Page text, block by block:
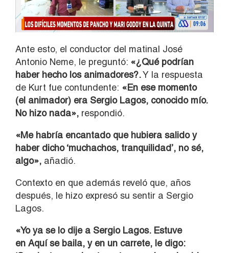
Ante esto, el conductor del matinal José
Antonio Neme, le preguntó: «¿Qué podrían
haber hecho los animadores?.Y la respuesta
de Kurt fue contundente: «En ese momento
(el animador) era Sergio Lagos, conocido mío.
No hizo nada», respondió.
«Me habría encantado que hubiera salido y
haber dicho ‘muchachos, tranquilidad’, no sé,
algo», añadió.
Contexto en que además reveló que, años
después, le hizo expresó su sentir a Sergio
Lagos.
«Yo ya se lo dije a Sergio Lagos. Estuve
en Aquí se baila, y en un carrete, le digo: